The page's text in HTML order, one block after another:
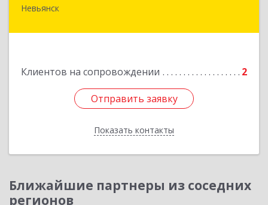
Невьянск
Клиентов на сопровождении 2
Отправить заявку
Показать контакты
Отправить заявку
Назад
Ближайшие партнеры из соседних
регионов